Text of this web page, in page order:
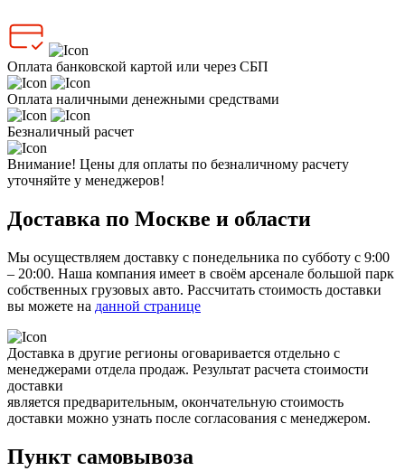
Оплата банковской картой или через СБП
Оплата наличными денежными средствами
Безналичный расчет
Внимание! Цены для оплаты по безналичному расчету
уточняйте у менеджеров!
Доставка по Москве и области
Мы осуществляем доставку с понедельника по субботу с 9:00
– 20:00. Наша компания имеет в своём арсенале большой парк
собственных грузовых авто. Рассчитать стоимость доставки
вы можете на данной странице
Доставка в другие регионы оговаривается отдельно с
менеджерами отдела продаж. Результат расчета стоимости
доставки
является предварительным, окончательную стоимость
доставки можно узнать после согласования с менеджером.
Пункт самовывоза